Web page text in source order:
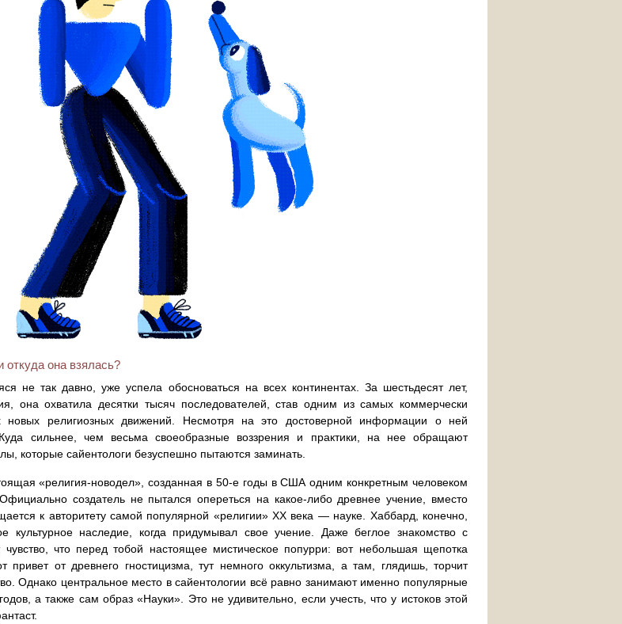
откуда она взялась?
не так давно, уже успела обосноваться на всех континентах. За шестьдесят лет,
она охватила десятки тысяч последователей, став одним из самых коммерчески
новых религиозных движений. Несмотря на это достоверной информации о ней
сильнее, чем весьма своеобразные воззрения и практики, на нее обращают
которые сайентологи безуспешно пытаются заминать.
«религия-новодел», созданная в 50-е годы в США одним конкретным человеком
создатель не пытался опереться на какое-либо древнее учение, вместо
к авторитету самой популярной «религии» XX века — науке. Хаббард, конечно,
культурное наследие, когда придумывал свое учение. Даже беглое знакомство с
чувство, что перед тобой настоящее мистическое попурри: вот небольшая щепотка
привет от древнего гностицизма, тут немного оккультизма, а там, глядишь, торчит
Однако центральное место в сайентологии всё равно занимают именно популярные
а также сам образ «Науки». Это не удивительно, если учесть, что у истоков этой